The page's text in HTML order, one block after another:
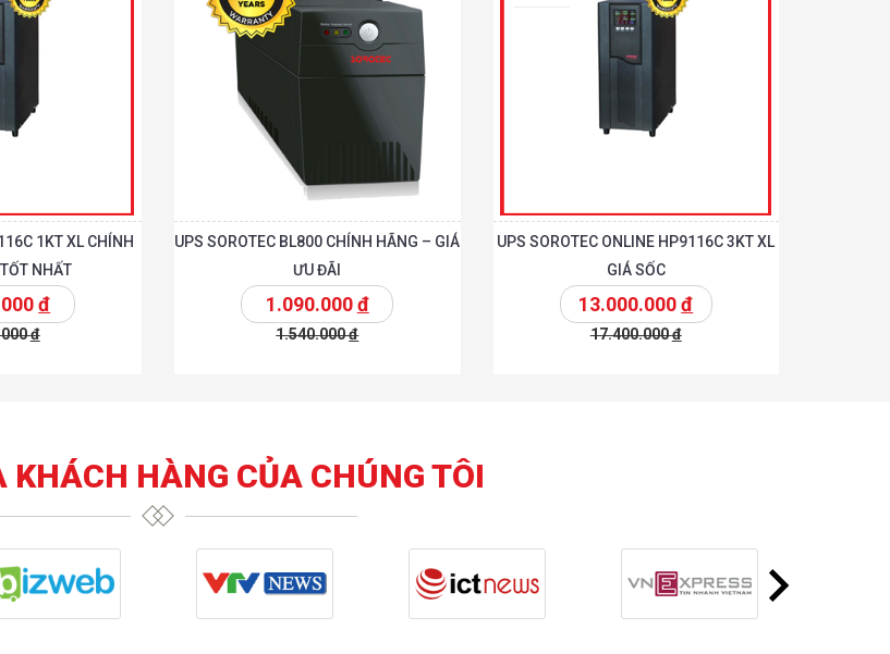
1KT XL CHÍNH
NHẤT
đ
đ
UPS SOROTEC BL800 CHÍNH HÃNG – GIÁ
ƯU ĐÃI
1.090.000đ
1.540.000đ
UPS SOROTEC ONLINE HP9116C 3KT XL
GIÁ SỐC
13.000.000đ
17.400.000đ
KHÁCH HÀNG CỦA CHÚNG TÔI